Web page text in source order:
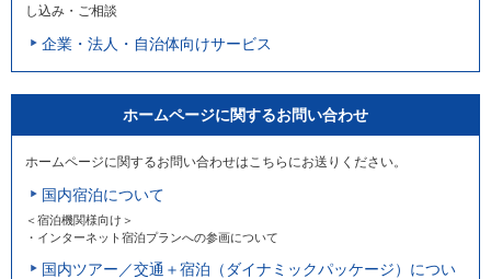
し込み・ご相談
企業・法人・自治体向けサービス
ホームページに関するお問い合わせ
ホームページに関するお問い合わせはこちらにお送りください。
国内宿泊について
＜宿泊機関様向け＞
・インターネット宿泊プランへの参画について
国内ツアー／交通＋宿泊（ダイナミックパッケージ）につい